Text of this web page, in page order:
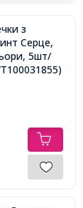
з
Серце,
5шт/